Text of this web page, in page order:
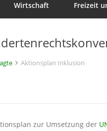
Wirtschaft Freizeit
Aktionsplan Inklusion
zur Umsetzung der